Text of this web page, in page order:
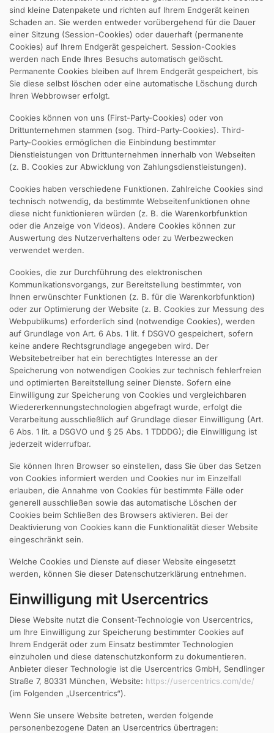
sind kleine Datenpakete und richten auf Ihrem Endgerät keinen
Schaden an. Sie werden entweder vorübergehend für die Dauer
einer Sitzung (Session-Cookies) oder dauerhaft (permanente
Cookies) auf Ihrem Endgerät gespeichert. Session-Cookies
werden nach Ende Ihres Besuchs automatisch gelöscht.
Permanente Cookies bleiben auf Ihrem Endgerät gespeichert, bis
Sie diese selbst löschen oder eine automatische Löschung durch
Ihren Webbrowser erfolgt.
Cookies können von uns (First-Party-Cookies) oder von
Drittunternehmen stammen (sog. Third-Party-Cookies). Third-
Party-Cookies ermöglichen die Einbindung bestimmter
Dienstleistungen von Drittunternehmen innerhalb von Webseiten
(z. B. Cookies zur Abwicklung von Zahlungsdienstleistungen).
Cookies haben verschiedene Funktionen. Zahlreiche Cookies sind
technisch notwendig, da bestimmte Webseitenfunktionen ohne
diese nicht funktionieren würden (z. B. die Warenkorbfunktion
oder die Anzeige von Videos). Andere Cookies können zur
Auswertung des Nutzerverhaltens oder zu Werbezwecken
verwendet werden.
Cookies, die zur Durchführung des elektronischen
Kommunikationsvorgangs, zur Bereitstellung bestimmter, von
Ihnen erwünschter Funktionen (z. B. für die Warenkorbfunktion)
oder zur Optimierung der Website (z. B. Cookies zur Messung des
Webpublikums) erforderlich sind (notwendige Cookies), werden
auf Grundlage von Art. 6 Abs. 1 lit. f DSGVO gespeichert, sofern
keine andere Rechtsgrundlage angegeben wird. Der
Websitebetreiber hat ein berechtigtes Interesse an der
Speicherung von notwendigen Cookies zur technisch fehlerfreien
und optimierten Bereitstellung seiner Dienste. Sofern eine
Einwilligung zur Speicherung von Cookies und vergleichbaren
Wiedererkennungstechnologien abgefragt wurde, erfolgt die
Verarbeitung ausschließlich auf Grundlage dieser Einwilligung (Art.
6 Abs. 1 lit. a DSGVO und § 25 Abs. 1 TDDDG); die Einwilligung ist
jederzeit widerrufbar.
Sie können Ihren Browser so einstellen, dass Sie über das Setzen
von Cookies informiert werden und Cookies nur im Einzelfall
erlauben, die Annahme von Cookies für bestimmte Fälle oder
generell ausschließen sowie das automatische Löschen der
Cookies beim Schließen des Browsers aktivieren. Bei der
Deaktivierung von Cookies kann die Funktionalität dieser Website
eingeschränkt sein.
Welche Cookies und Dienste auf dieser Website eingesetzt
werden, können Sie dieser Datenschutzerklärung entnehmen.
Einwilligung mit Usercentrics
Diese Website nutzt die Consent-Technologie von Usercentrics,
um Ihre Einwilligung zur Speicherung bestimmter Cookies auf
Ihrem Endgerät oder zum Einsatz bestimmter Technologien
einzuholen und diese datenschutzkonform zu dokumentieren.
Anbieter dieser Technologie ist die Usercentrics GmbH, Sendlinger
Straße 7, 80331 München, Website: https://usercentrics.com/de/
(im Folgenden „Usercentrics“).
Wenn Sie unsere Website betreten, werden folgende
personenbezogene Daten an Usercentrics übertragen: